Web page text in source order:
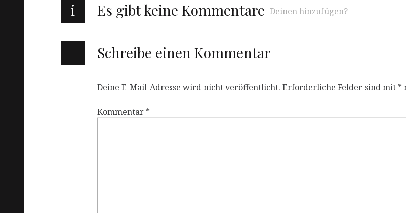
i Es gibt keine Kommentare Deinen hinzufügen?
Schreibe einen Kommentar
Deine E-Mail-Adresse wird nicht veröffentlicht. Erforderliche Felder sind mit *
Kommentar *